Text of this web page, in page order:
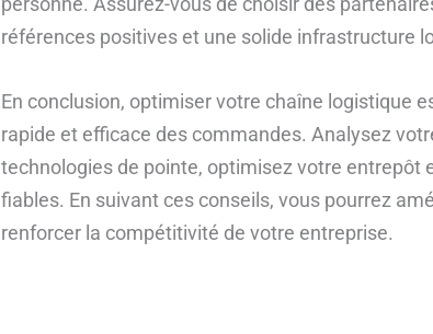
références positives et une solide infrastructure
En conclusion, optimiser votre chaîne logistique
rapide et efficace des commandes. Analysez
technologies de pointe, optimisez votre entrepôt
fiables. En suivant ces conseils, vous pourrez
renforcer la compétitivité de votre entreprise.